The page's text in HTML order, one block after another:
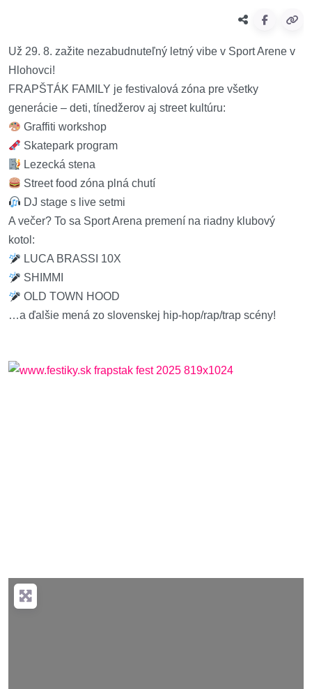
Už 29. 8. zažite nezabudnuteľný letný vibe v Sport Arene v
Hlohovci!
FRAPŠTÁK FAMILY je festivalová zóna pre všetky
generácie – deti, tínedžerov aj street kultúru:
Graffiti workshop
Skatepark program
Lezecká stena
Street food zóna plná chutí
DJ stage s live setmi
A večer? To sa Sport Arena premení na riadny klubový
kotol:
LUCA BRASSI 10X
SHIMMI
OLD TOWN HOOD
…a ďalšie mená zo slovenskej hip-hop/rap/trap scény!